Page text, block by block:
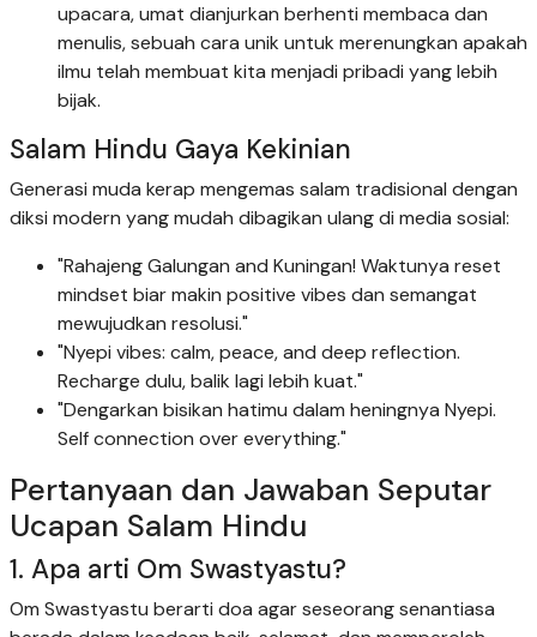
upacara, umat dianjurkan berhenti membaca dan
menulis, sebuah cara unik untuk merenungkan apakah
ilmu telah membuat kita menjadi pribadi yang lebih
bijak.
Salam Hindu Gaya Kekinian
Generasi muda kerap mengemas salam tradisional dengan
diksi modern yang mudah dibagikan ulang di media sosial:
"Rahajeng Galungan and Kuningan! Waktunya reset
mindset biar makin positive vibes dan semangat
mewujudkan resolusi."
"Nyepi vibes: calm, peace, and deep reflection.
Recharge dulu, balik lagi lebih kuat."
"Dengarkan bisikan hatimu dalam heningnya Nyepi.
Self connection over everything."
Pertanyaan dan Jawaban Seputar
Ucapan Salam Hindu
1. Apa arti Om Swastyastu?
Om Swastyastu berarti doa agar seseorang senantiasa